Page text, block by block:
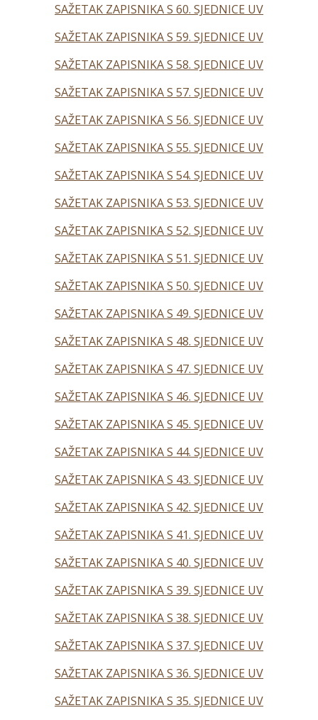
SAŽETAK ZAPISNIKA S 60. SJEDNICE UV
SAŽETAK ZAPISNIKA S 59. SJEDNICE UV
SAŽETAK ZAPISNIKA S 58. SJEDNICE UV
SAŽETAK ZAPISNIKA S 57. SJEDNICE UV
SAŽETAK ZAPISNIKA S 56. SJEDNICE UV
SAŽETAK ZAPISNIKA S 55. SJEDNICE UV
SAŽETAK ZAPISNIKA S 54. SJEDNICE UV
SAŽETAK ZAPISNIKA S 53. SJEDNICE UV
SAŽETAK ZAPISNIKA S 52. SJEDNICE UV
SAŽETAK ZAPISNIKA S 51. SJEDNICE UV
SAŽETAK ZAPISNIKA S 50. SJEDNICE UV
SAŽETAK ZAPISNIKA S 49. SJEDNICE UV
SAŽETAK ZAPISNIKA S 48. SJEDNICE UV
SAŽETAK ZAPISNIKA S 47. SJEDNICE UV
SAŽETAK ZAPISNIKA S 46. SJEDNICE UV
SAŽETAK ZAPISNIKA S 45. SJEDNICE UV
SAŽETAK ZAPISNIKA S 44. SJEDNICE UV
SAŽETAK ZAPISNIKA S 43. SJEDNICE UV
SAŽETAK ZAPISNIKA S 42. SJEDNICE UV
SAŽETAK ZAPISNIKA S 41. SJEDNICE UV
SAŽETAK ZAPISNIKA S 40. SJEDNICE UV
SAŽETAK ZAPISNIKA S 39. SJEDNICE UV
SAŽETAK ZAPISNIKA S 38. SJEDNICE UV
SAŽETAK ZAPISNIKA S 37. SJEDNICE UV
SAŽETAK ZAPISNIKA S 36. SJEDNICE UV
SAŽETAK ZAPISNIKA S 35. SJEDNICE UV